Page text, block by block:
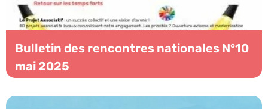
Bulletin des rencontres nationales N°10
mai 2025